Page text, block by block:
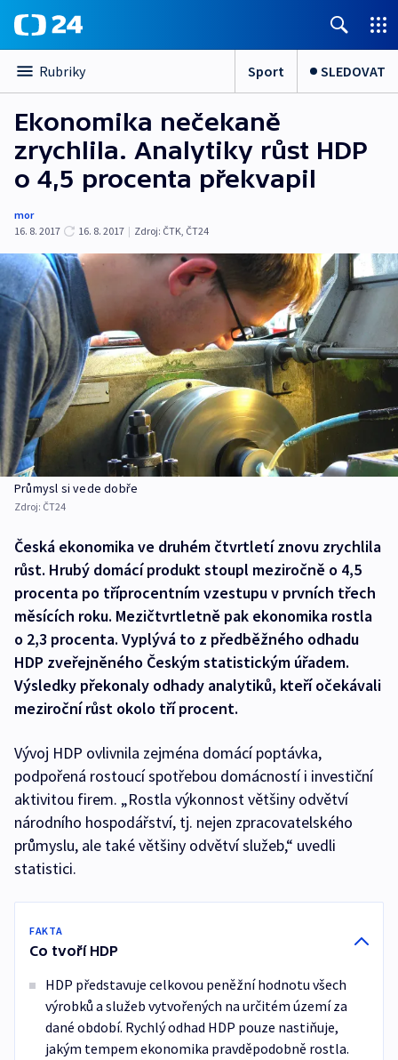
Rubriky Sport SLEDOVAT
Ekonomika nečekaně
zrychlila. Analytiky růst HDP
o 4,5 procenta překvapil
mor
16. 8. 2017
16. 8. 2017 | Zdroj: ČTK, ČT24
Průmysl si vede dobře
Zdroj: ČT24
Česká ekonomika ve druhém čtvrtletí znovu zrychlila
růst. Hrubý domácí produkt stoupl meziročně o 4,5
procenta po tříprocentním vzestupu v prvních třech
měsících roku. Mezičtvrtletně pak ekonomika rostla
o 2,3 procenta. Vyplývá to z předběžného odhadu
HDP zveřejněného Českým statistickým úřadem.
Výsledky překonaly odhady analytiků, kteří očekávali
meziroční růst okolo tří procent.
Vývoj HDP ovlivnila zejména domácí poptávka,
podpořená rostoucí spotřebou domácností i investiční
aktivitou firem. „Rostla výkonnost většiny odvětví
národního hospodářství, tj. nejen zpracovatelského
průmyslu, ale také většiny odvětví služeb,“ uvedli
statistici.
FAKTA
Co tvoří HDP
HDP představuje celkovou peněžní hodnotu všech
výrobků a služeb vytvořených na určitém území za
dané období. Rychlý odhad HDP pouze nastiňuje,
jakým tempem ekonomika pravděpodobně rostla.